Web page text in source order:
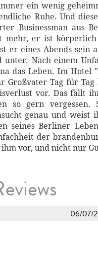
ein wenig
Ruhe. Und
Businessman aus
mehr, er ist
er eines Abends sein
unter. Nach einem
das Leben. Im Hotel
Großvater Tag für
vor. Das fällt
so gern vergessen.
genau und weist
seines Berliner
der
vor, und nicht nur
06/07/